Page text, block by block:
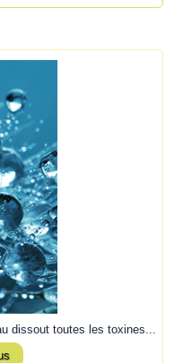
dissout toutes les toxines...